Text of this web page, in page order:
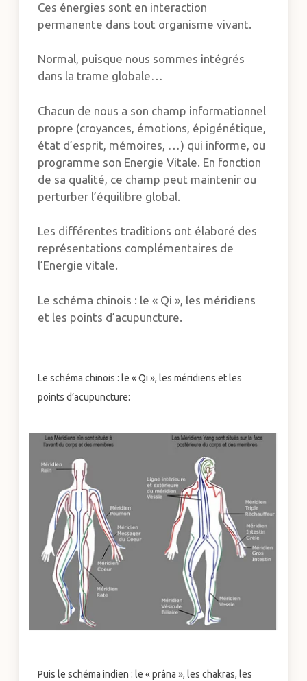
Ces énergies sont en interaction
permanente dans tout organisme vivant.
Normal, puisque nous sommes intégrés
dans la trame globale…
Chacun de nous a son champ informationnel
propre (croyances, émotions, épigénétique,
état d’esprit, mémoires, …) qui informe, ou
programme son Energie Vitale. En fonction
de sa qualité, ce champ peut maintenir ou
perturber l’équilibre global.
Les différentes traditions ont élaboré des
représentations complémentaires de
l’Energie vitale.
Le schéma chinois : le « Qi », les méridiens
et les points d’acupuncture.
Le schéma chinois : le « Qi », les méridiens et les
points d’acupuncture:
Puis le schéma indien : le « prâna », les chakras, les